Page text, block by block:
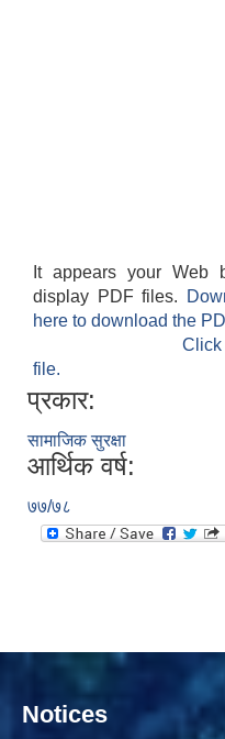
It appears your Web
display PDF files.
here to download the
file.
प्रकार:
सामाजिक सुरक्षा
आर्थिक वर्ष:
७७/७८
Notices